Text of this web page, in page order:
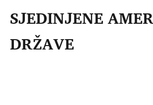
SJEDINJENE
DRŽAVE